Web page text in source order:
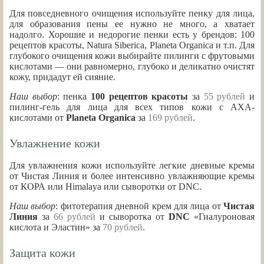
Для повседневного очищения используйте пенку для лица,
для образования пены ее нужно не много, а хватает
надолго. Хорошие и недорогие пенки есть у брендов: 100
рецептов красоты, Natura Siberica, Planeta Organica и т.п. Для
глубокого очищения кожи выбирайте пилинги с фрутовыми
кислотами — они равномерно, глубоко и деликатно очистят
кожу, придадут ей сияние.
Наш выбор: пенка 100 рецептов красоты за 55 рублей и
пилинг-гель для лица для всех типов кожи с АХА-
кислотами от Planeta Organica за 169 рублей.
Увлажнение кожи
Для увлажнения кожи используйте легкие дневные кремы
от Чистая Линия и более интенсивно увлажняющие кремы
от КОРА или Himalaya или сыворотки от DNC.
Наш выбор: фитотерапия дневной крем для лица от Чистая
Линия за 66 рублей и сыворотка от DNC «Гиалуроновая
кислота и Эластин» за 70 рублей.
Защита кожи